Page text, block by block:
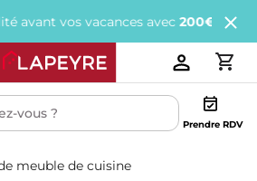
vos vacances avec200€ offerts tous
Prendre RDV
meuble de cuisine